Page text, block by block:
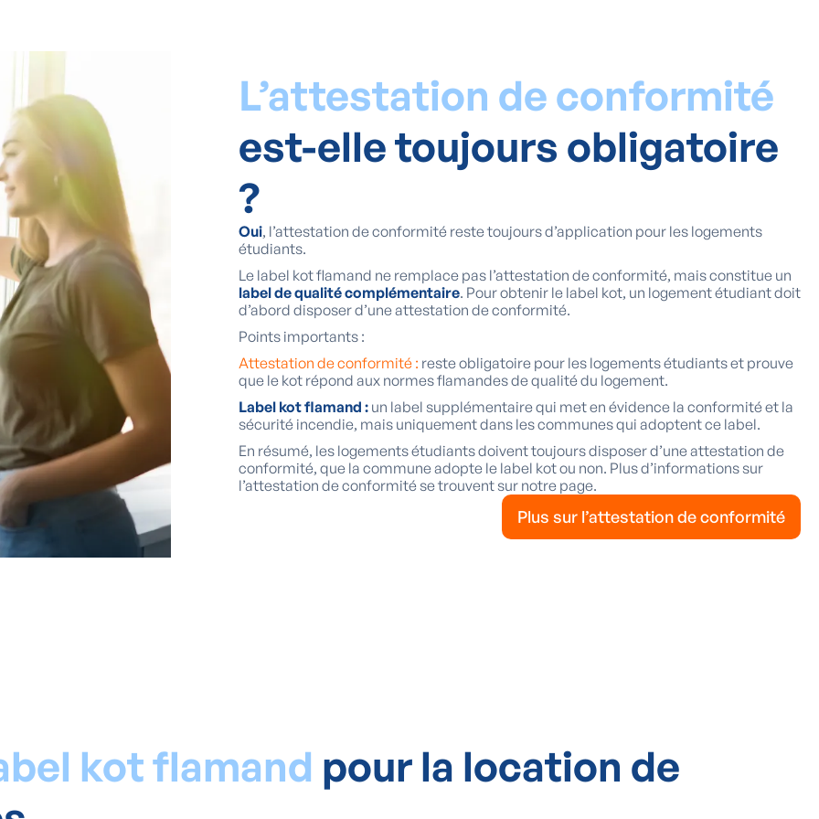
L’attestation de conformité
est-elle toujours obligatoire
?
Oui, l’attestation de conformité reste toujours d’application pour les logements
étudiants.
Le label kot flamand ne remplace pas l’attestation de conformité, mais constitue un
label de qualité complémentaire. Pour obtenir le label kot, un logement étudiant doit
d’abord disposer d’une attestation de conformité.
Points importants :
Attestation de conformité : reste obligatoire pour les logements étudiants et prouve
que le kot répond aux normes flamandes de qualité du logement.
Label kot flamand : un label supplémentaire qui met en évidence la conformité et la
sécurité incendie, mais uniquement dans les communes qui adoptent ce label.
En résumé, les logements étudiants doivent toujours disposer d’une attestation de
conformité, que la commune adopte le label kot ou non. Plus d’informations sur
l’attestation de conformité se trouvent sur notre page.
Plus sur l’attestation de conformité
kot flamand pour la location de